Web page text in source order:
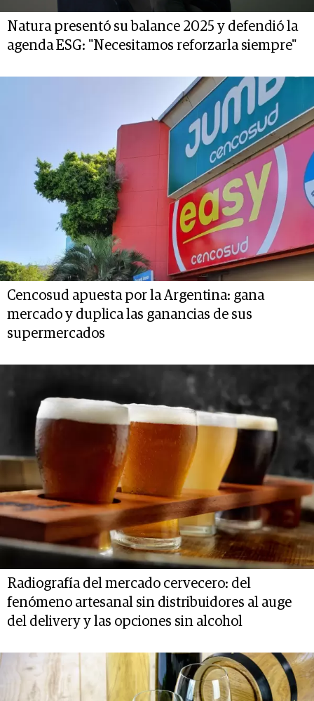
Natura presentó su balance 2025 y defendió la
agenda ESG: "Necesitamos reforzarla siempre"
Cencosud apuesta por la Argentina: gana
mercado y duplica las ganancias de sus
supermercados
Radiografía del mercado cervecero: del
fenómeno artesanal sin distribuidores al auge
del delivery y las opciones sin alcohol